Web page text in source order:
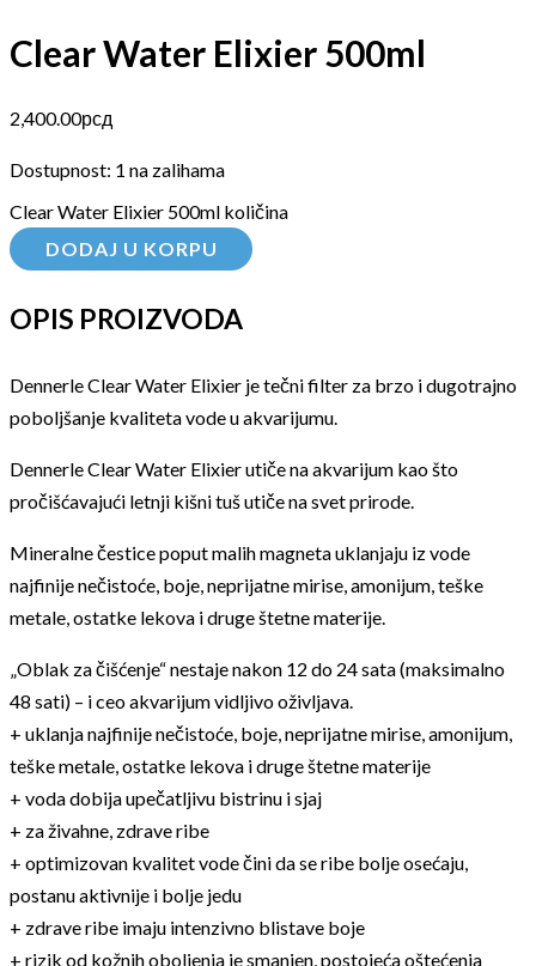
Clear Water Elixier 500ml
2,400.00рсд
Dostupnost: 1 na zalihama
Clear Water Elixier 500ml količina
DODAJ U KORPU
OPIS PROIZVODA
Dennerle Clear Water Elixier je tečni filter za brzo i dugotrajno
poboljšanje kvaliteta vode u akvarijumu.
Dennerle Clear Water Elixier utiče na akvarijum kao što
pročišćavajući letnji kišni tuš utiče na svet prirode.
Mineralne čestice poput malih magneta uklanjaju iz vode
najfinije nečistoće, boje, neprijatne mirise, amonijum, teške
metale, ostatke lekova i druge štetne materije.
„Oblak za čišćenje“ nestaje nakon 12 do 24 sata (maksimalno
48 sati) – i ceo akvarijum vidljivo oživljava.
+ uklanja najfinije nečistoće, boje, neprijatne mirise, amonijum,
teške metale, ostatke lekova i druge štetne materije
+ voda dobija upečatljivu bistrinu i sjaj
+ za živahne, zdrave ribe
+ optimizovan kvalitet vode čini da se ribe bolje osećaju,
postanu aktivnije i bolje jedu
+ zdrave ribe imaju intenzivno blistave boje
+ rizik od kožnih oboljenja je smanjen, postojeća oštećenja